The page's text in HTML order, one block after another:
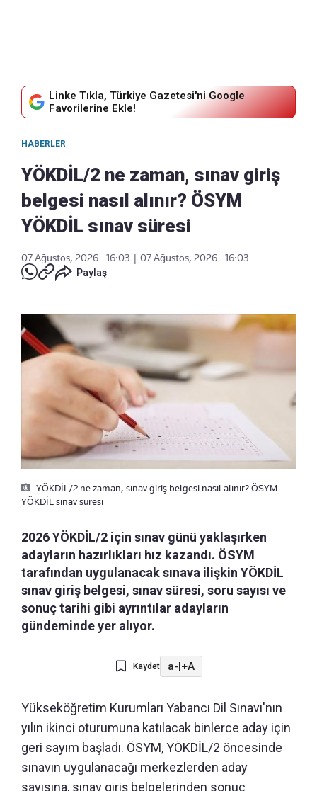
Linke Tıkla, Türkiye Gazetesi'ni Google
Favorilerine Ekle!
HABERLER
YÖKDİL/2 ne zaman, sınav giriş
belgesi nasıl alınır? ÖSYM
YÖKDİL sınav süresi
07 Ağustos, 2026 - 16:03
07 Ağustos, 2026 - 16:03
Paylaş
YÖKDİL/2 ne zaman, sınav giriş belgesi nasıl alınır? ÖSYM
YÖKDİL sınav süresi
2026 YÖKDİL/2 için sınav günü yaklaşırken
adayların hazırlıkları hız kazandı. ÖSYM
tarafından uygulanacak sınava ilişkin YÖKDİL
sınav giriş belgesi, sınav süresi, soru sayısı ve
sonuç tarihi gibi ayrıntılar adayların
gündeminde yer alıyor.
Kaydet a-|+A
Yükseköğretim Kurumları Yabancı Dil Sınavı'nın
yılın ikinci oturumuna katılacak binlerce aday için
geri sayım başladı. ÖSYM, YÖKDİL/2 öncesinde
sınavın uygulanacağı merkezlerden aday
sayısına, sınav giriş belgelerinden sonuç